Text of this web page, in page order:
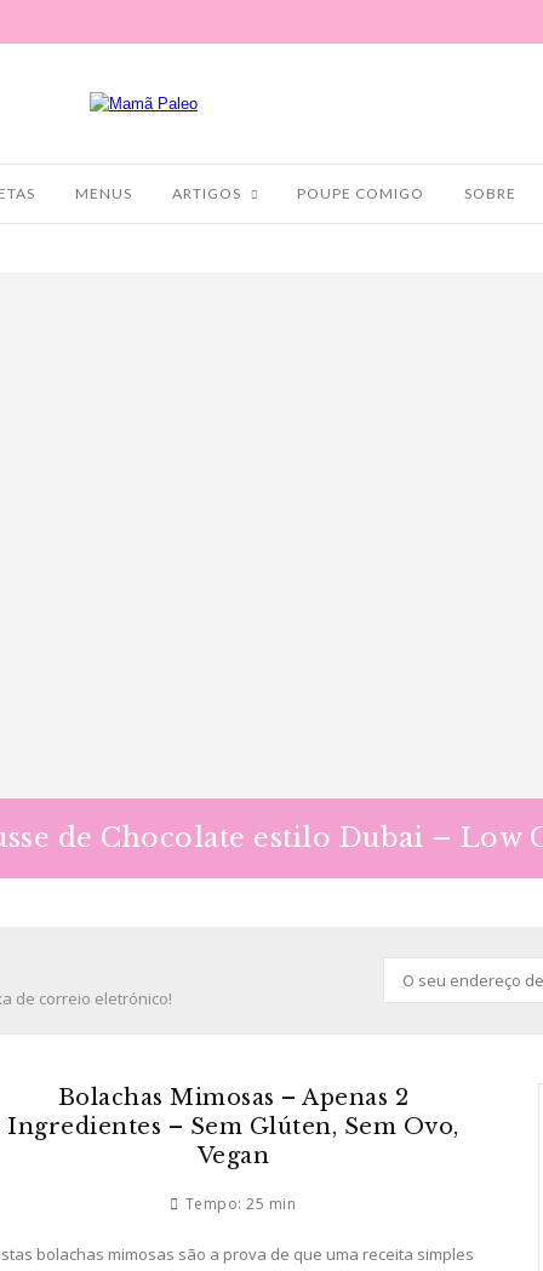
MENUS ARTIGOS POUPE COMIGO SOBRE
de Chocolate estilo Dubai – Low
de correio eletrónico!
Bolachas Mimosas – Apenas 2
Ingredientes – Sem Glúten, Sem Ovo,
Vegan
Tempo: 25 min
bolachas mimosas são a prova de que uma receita simples